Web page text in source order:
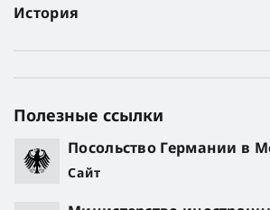
История
Полезные ссылки
Посольство Германии в
Сайт